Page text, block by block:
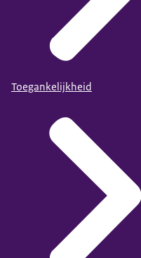
Toegankelijkheid